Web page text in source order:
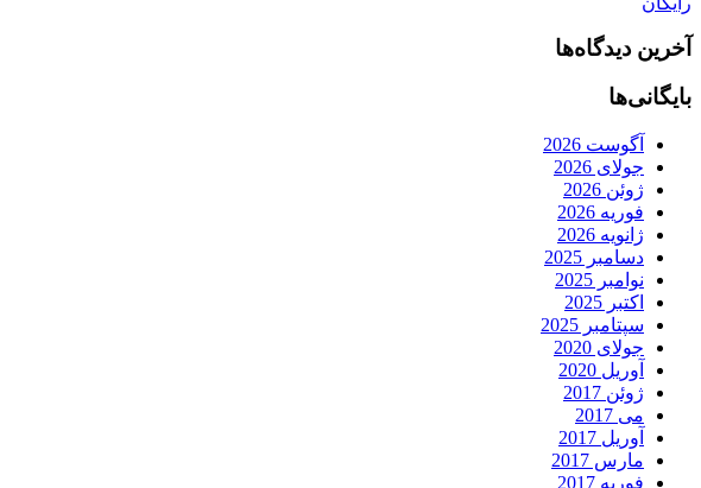
آخرین دیدگاه‌ها
بایگانی‌ها
آگوست 2026
جولای 2026
ژوئن 2026
فوریه 2026
ژانویه 2026
دسامبر 2025
نوامبر 2025
اکتبر 2025
سپتامبر 2025
جولای 2020
آوریل 2020
ژوئن 2017
می 2017
آوریل 2017
مارس 2017
فوریه 2017